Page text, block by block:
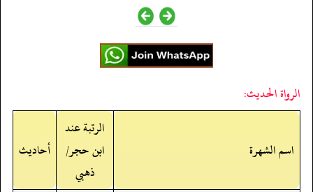
الرواة الحديث:
اسم الشهرة
الرتبة عند
ابن حجر/
ذهبي
أحاديث